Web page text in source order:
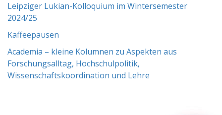
Leipziger Lukian-Kolloquium im Wintersemester
2024/25
Kaffeepausen
Academia – kleine Kolumnen zu Aspekten aus
Forschungsalltag, Hochschulpolitik,
Wissenschaftskoordination und Lehre